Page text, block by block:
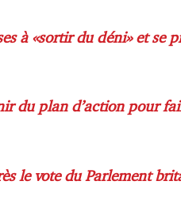
à «sortir du déni» et se
du plan d’action pour
le vote du Parlement